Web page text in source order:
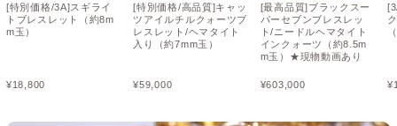
[特別価格/3A]スギライ
トブレスレット（約8m
m玉）
¥18,800
[特別価格/高品質]キャッ
ツアイルチルクォーツブ
レスレット/ヘマタイト
入り（約7mm玉）
¥59,000
[最高品質]ブラックスー
パーセブンブレスレッ
ト/ニードルヘマタイト
インクォーツ（約8.5m
m玉）★現物動画あり
¥603,000 ¥